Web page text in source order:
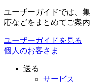
ユーザーガイドでは、
応などをまとめてご案内
ユーザーガイドを見る
個人のお客さま
送る
サービス